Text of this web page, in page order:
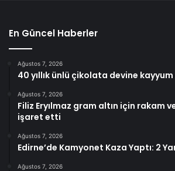
En Güncel Haberler
Ağustos 7, 2026
40 yıllık ünlü çikolata devine
Ağustos 7, 2026
Filiz Eryılmaz gram altın için rakam
işaret etti
Ağustos 7, 2026
Edirne’de Kamyonet Kaza Yaptı: 2
Ağustos 7, 2026